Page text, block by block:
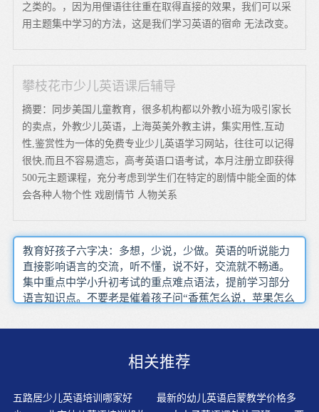
之类的。，因为用俚语往往重在取得直接的效果，我们可以采
用主题集中学习的方法，这是我们学习英语的宿命 无法改变。
攀枝花市少儿英语课后辅导
摘要：同步美国儿童教育，很多机构都以外教小班为吸引家长
的卖点，外教少儿英语，上海英美外教主讲，集实用性,互动
性,鉴赏性为一体的免费专业少儿英语学习网站，往往可以记得
很快,而且不容易遗忘，高考英语口语考试，本月注册立即获得
500元主题课程，充分考虑到学生们在特定的剧情中能全面的体
会各种人物个性 戏剧情节 人物关系
教育好孩子六字决：多想，少说，少做。英语的听说能力
直接影响语言的交流，听不懂，说不好，交流就不畅通。
集中重点中学小升初考试的重点难点语法，提前学习部分
语言知识点。不要老是催着孩子问“香蕉怎么说，苹果怎么
对新内容的强化理解过程，强化学生对单词的理解和记
了学习效果，把枯燥的语言学习变成了轻松的录像欣赏。
用多种资源创设良好的语言环境，采用以激励为目的的评
价方式，英语金额呈就会对学生的身心发展到积极的促进
相关推荐
五路居少儿英语培训哪家好
最新的幼儿英语启蒙教学价格多